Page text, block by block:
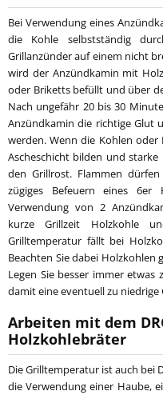
Bei Verwendung eines
die Kohle selbstständig
Grillanzünder auf einem nicht
wird der Anzündkamin mit
oder Briketts befüllt und über
Nach ungefähr 20 bis 30
Anzündkamin die richtige Glut
werden. Wenn die Kohlen
Ascheschicht bilden und
den Grillrost. Flammen
zügiges Befeuern eines 6er
Verwendung von 2
kurze Grillzeit Holzkohle
Grilltemperatur fällt bei
Beachten Sie dabei
Legen Sie besser immer etwas
damit eine eventuell zu
Arbeiten mit dem
Holzkohlebräter
Die Grilltemperatur ist auch bei
die Verwendung einer Haube,